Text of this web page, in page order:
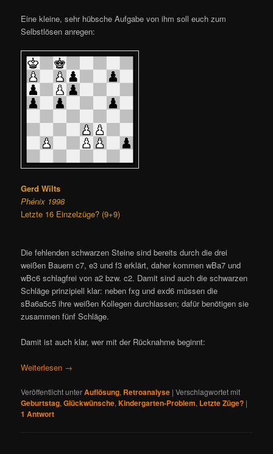
Eine kleine, sehr hübsche Aufgabe von ihm soll euch zum
Selbstlösen anregen:
Gerd Wilts
Phénix 1998
Letzte 16 Einzelzüge? (9+9)
Die fehlenden schwarzen Steine sind bereits durch die drei
weißen Bauern c7, e3 und f3 erklärt, daher kommen wBa7 und
wBc6 schlagfrei von a2 bzw. c2. Damit sind auch die schwarzen
Schläge prinzipiell klar: neben fxg und exd6 müssen die
sBa6a5c5 ihre weißen Kollegen durchlassen; dafür benötigen sie
zusammen fünf Schläge.
Damit ist auch klar, wer mit der Rücknahme beginnt:
Weiterlesen →
Veröffentlicht unterAuflösung, Retroanalyse |Verschlagwortet mit
Geburtstag,Glückwünsche,Kindergarten-Problem, Letzte Züge? |
1 Antwort